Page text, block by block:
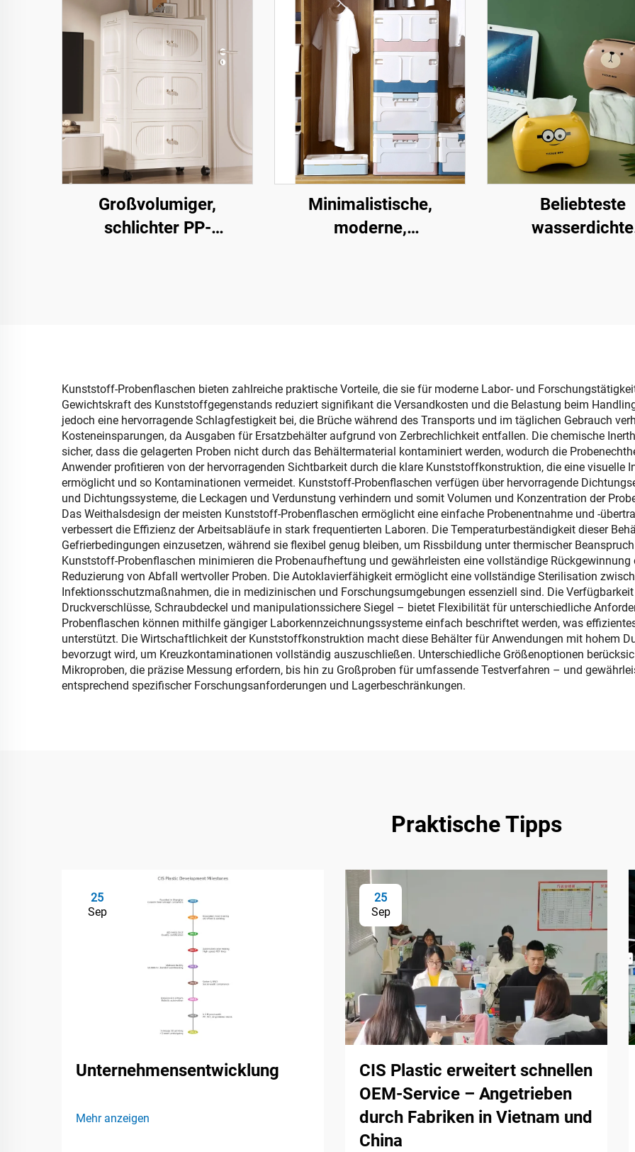
Großvolumiger,
schlichter PP-
Minimalistische,
moderne,
Beliebteste
wasserdichte
Kunststoff-Probenflaschen bieten zahlreiche praktische Vorteile, die sie für moderne Labor- und
Gewichtskraft des Kunststoffgegenstands reduziert signifikant die Versandkosten und die Belastung beim
jedoch eine hervorragende Schlagfestigkeit bei, die Brüche während des Transports und im täglichen Gebrauch
Kosteneinsparungen, da Ausgaben für Ersatzbehälter aufgrund von Zerbrechlichkeit entfallen. Die chemische
sicher, dass die gelagerten Proben nicht durch das Behältermaterial kontaminiert werden, wodurch die
Anwender profitieren von der hervorragenden Sichtbarkeit durch die klare Kunststoffkonstruktion, die eine visuelle
ermöglicht und so Kontaminationen vermeidet. Kunststoff-Probenflaschen verfügen über hervorragende
und Dichtungssysteme, die Leckagen und Verdunstung verhindern und somit Volumen und Konzentration der
Das Weithalsdesign der meisten Kunststoff-Probenflaschen ermöglicht eine einfache Probenentnahme und -
verbessert die Effizienz der Arbeitsabläufe in stark frequentierten Laboren. Die Temperaturbeständigkeit dieser
Gefrierbedingungen einzusetzen, während sie flexibel genug bleiben, um Rissbildung unter thermischer
Kunststoff-Probenflaschen minimieren die Probenaufheftung und gewährleisten eine vollständige Rückgewinnung
Reduzierung von Abfall wertvoller Proben. Die Autoklavierfähigkeit ermöglicht eine vollständige Sterilisation
Infektionsschutzmaßnahmen, die in medizinischen und Forschungsumgebungen essenziell sind. Die
Druckverschlüsse, Schraubdeckel und manipulationssichere Siegel – bietet Flexibilität für unterschiedliche
Probenflaschen können mithilfe gängiger Laborkennzeichnungssysteme einfach beschriftet werden, was
unterstützt. Die Wirtschaftlichkeit der Kunststoffkonstruktion macht diese Behälter für Anwendungen mit hohem
bevorzugt wird, um Kreuzkontaminationen vollständig auszuschließen. Unterschiedliche Größenoptionen
Mikroproben, die präzise Messung erfordern, bis hin zu Großproben für umfassende Testverfahren – und
entsprechend spezifischer Forschungsanforderungen und Lagerbeschränkungen.
Praktische Tipps
25
Sep
Unternehmensentwicklung
Mehr anzeigen
25
Sep
CIS Plastic erweitert schnellen
OEM-Service – Angetrieben
durch Fabriken in Vietnam und
China